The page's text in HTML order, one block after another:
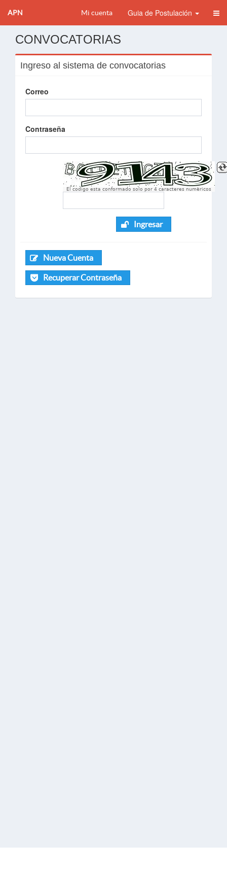
APN Mi cuenta Guia de Postulación
CONVOCATORIAS
Ingreso al sistema de convocatorias
Correo
Contraseña
El codigo esta conformado solo por 4 caracteres numèricos
Ingresar
Nueva Cuenta
Recuperar Contraseña